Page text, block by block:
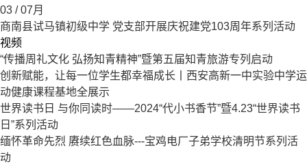
03 / 07月
商南县试马镇初级中学 党支部开展庆祝建党103周年系列活动
视频
“传播周礼文化 弘扬知青精神”暨第五届知青旅游专列启动
创新赋能，让每一位学生都幸福成长丨西安高新一中实验中学运
动健康课程基地全展示
世界读书日 与你同读时——2024“代小书香节”暨4.23“世界读书
日”系列活动
缅怀革命先烈 赓续红色血脉---宝鸡电厂子弟学校清明节系列活
动